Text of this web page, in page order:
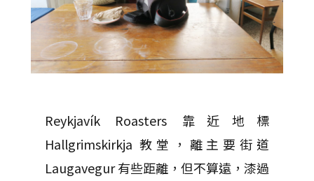
Reykjavík Roasters 靠近地標
Hallgrimskirkja 教堂，離主要街道
Laugavegur 有些距離，但不算遠，漆過